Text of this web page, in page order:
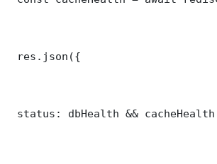
res.json({
status: dbHealth &&